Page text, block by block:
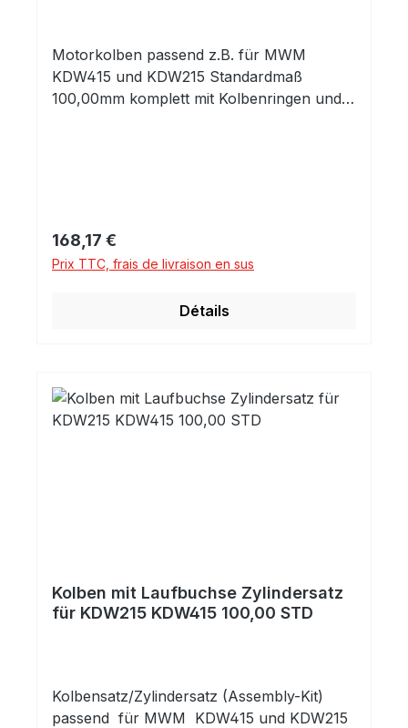
Motorkolben passend z.B. für MWM
KDW415 und KDW215 Standardmaß
100,00mm komplett mit Kolbenringen und
Prix régulier :
168,17 €
Prix TTC, frais de livraison en sus
Détails
Kolben mit Laufbuchse Zylindersatz
für KDW215 KDW415 100,00 STD
Kolbensatz/Zylindersatz (Assembly-Kit)
passend für MWM KDW415 und KDW215